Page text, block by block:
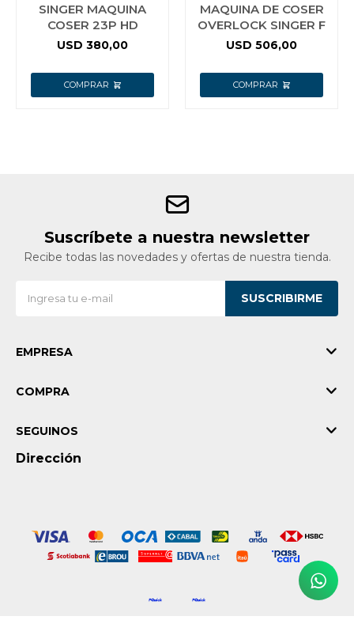
SINGER MAQUINA
COSER 23P HD
USD 380,00
MAQUINA DE COSER
OVERLOCK SINGER F
USD 506,00
Suscríbete a nuestra newsletter
Recibe todas las novedades y ofertas de nuestra tienda.
SUSCRIBIRME
EMPRESA
COMPRA
Dirección
SEGUINOS
Mascotas
Bazar
Ferretería
Vestimenta y calzado